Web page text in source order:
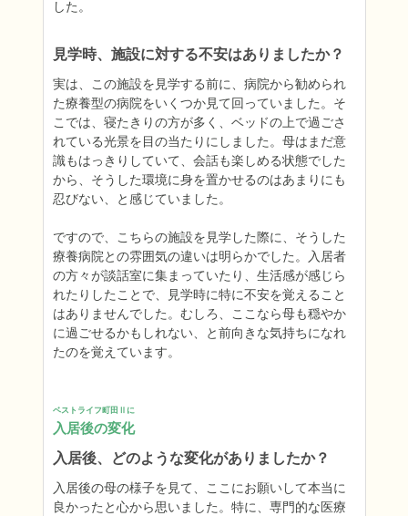
した。
見学時、施設に対する不安はありましたか？
実は、この施設を見学する前に、病院から勧められ
た療養型の病院をいくつか見て回っていました。そ
こでは、寝たきりの方が多く、ベッドの上で過ごさ
れている光景を目の当たりにしました。母はまだ意
識もはっきりしていて、会話も楽しめる状態でした
から、そうした環境に身を置かせるのはあまりにも
忍びない、と感じていました。
ですので、こちらの施設を見学した際に、そうした
療養病院との雰囲気の違いは明らかでした。入居者
の方々が談話室に集まっていたり、生活感が感じら
れたりしたことで、見学時に特に不安を覚えること
はありませんでした。むしろ、ここなら母も穏やか
に過ごせるかもしれない、と前向きな気持ちになれ
たのを覚えています。
ベストライフ町田Ⅱに
入居後の変化
入居後、どのような変化がありましたか？
入居後の母の様子を見て、ここにお願いして本当に
良かったと心から思いました。特に、専門的な医療